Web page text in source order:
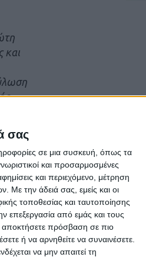
σας
σε μια συσκευή, όπως τα
και προσαρμοσμένες
και περιεχόμενο, μέτρηση
Με την άδειά σας, εμείς και οι
τοποθεσίας και ταυτοποίησης
επεξεργασία από εμάς και τους
αποκτήσετε πρόσβαση σε πιο
ή να αρνηθείτε να συναινέσετε.
να μην απαιτεί τη
και